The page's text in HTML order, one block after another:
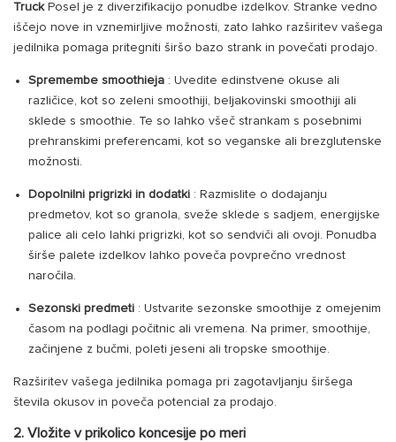
Truck Posel je z diverzifikacijo ponudbe izdelkov. Stranke vedno
iščejo nove in vznemirljive možnosti, zato lahko razširitev vašega
jedilnika pomaga pritegniti širšo bazo strank in povečati prodajo.
Spremembe smoothieja : Uvedite edinstvene okuse ali
različice, kot so zeleni smoothiji, beljakovinski smoothiji ali
sklede s smoothie. Te so lahko všeč strankam s posebnimi
prehranskimi preferencami, kot so veganske ali brezglutenske
možnosti.
Dopolnilni prigrizki in dodatki : Razmislite o dodajanju
predmetov, kot so granola, sveže sklede s sadjem, energijske
palice ali celo lahki prigrizki, kot so sendviči ali ovoji. Ponudba
širše palete izdelkov lahko poveča povprečno vrednost
naročila.
Sezonski predmeti : Ustvarite sezonske smoothije z omejenim
časom na podlagi počitnic ali vremena. Na primer, smoothije,
začinjene z bučmi, poleti jeseni ali tropske smoothije.
Razširitev vašega jedilnika pomaga pri zagotavljanju širšega
števila okusov in poveča potencial za prodajo.
2. Vložite v prikolico koncesije po meri